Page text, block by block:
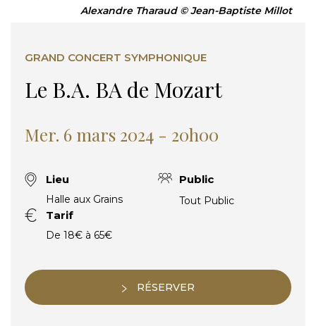
Alexandre Tharaud © Jean-Baptiste Millot
Le B.A. BA de Mozart
GRAND CONCERT SYMPHONIQUE
Mer. 6 mars 2024 - 20h00
Lieu
Halle aux Grains
Public
Tout Public
Tarif
De 18€ à 65€
RÉSERVER